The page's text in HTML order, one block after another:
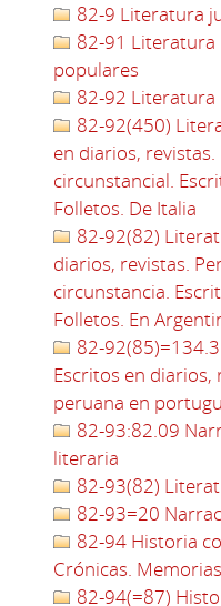
82-9 Literatura
82-91 Literatura
populares
82-92 Literatura
82-92(450)
en diarios,
circunstancial.
Folletos. De Italia
82-92(82)
diarios, revistas.
circunstancia.
Folletos. En
82-
Escritos en
peruana en
82-93:82.09
literaria
82-93(82)
82-93=20
82-94 Historia
Crónicas.
82-94(=87)